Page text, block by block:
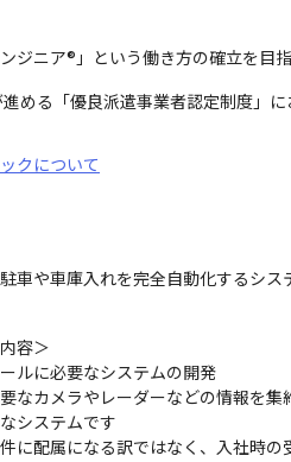
ジニア®」という働き方の確立を目
める「優良派遣事業者認定制度」
クについて
車や車庫入れを完全自動化するシ
容＞
ルに必要なシステムの開発
なカメラやレーダーなどの情報を
システムです
に配属になる訳ではなく、入社時